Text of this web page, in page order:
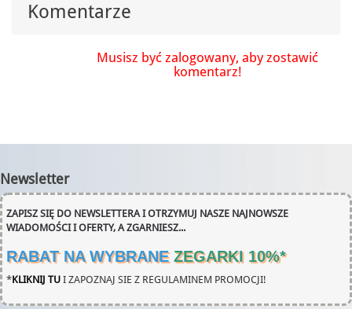
Komentarze
Musisz być zalogowany, aby zostawić
komentarz!
Newsletter
ZAPISZ SIĘ DO NEWSLETTERA I OTRZYMUJ NASZE NAJNOWSZE
WIADOMOŚCI I OFERTY, A ZGARNIESZ...
RABAT NA WYBRANE ZEGARKI 10%*
*KLIKNIJ TU I ZAPOZNAJ SIE Z REGULAMINEM PROMOCJI!